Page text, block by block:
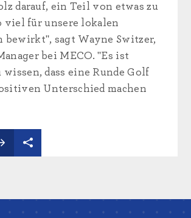
darauf, ein Teil von etwas zu
viel für unsere lokalen
bewirkt", sagt Wayne Switzer,
bei MECO. "Es ist
wissen, dass eine Runde Golf
Unterschied machen